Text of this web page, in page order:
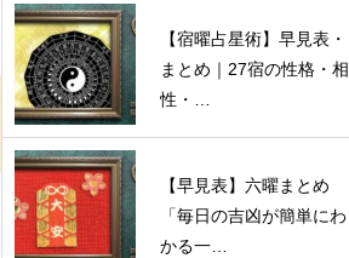
【宿曜占星術】早見表・
まとめ｜27宿の性格・相
性・…
【早見表】六曜まとめ
「毎日の吉凶が簡単にわ
かる一…